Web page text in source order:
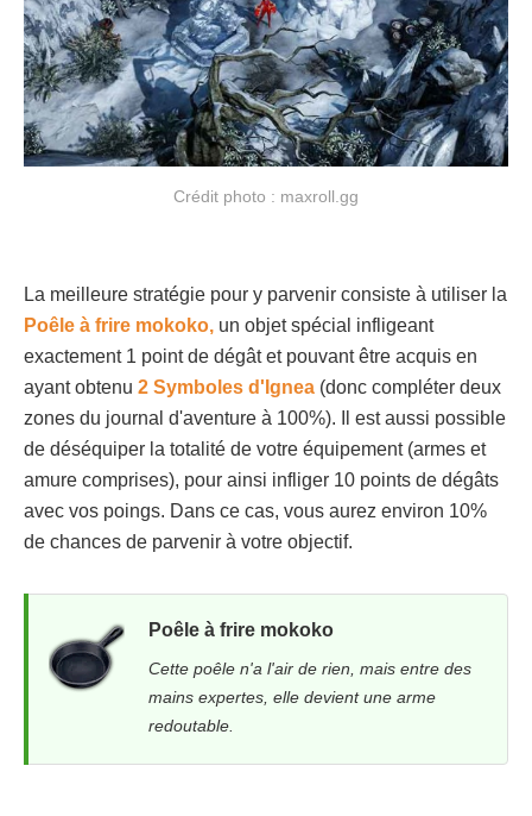
Crédit photo : maxroll.gg
La meilleure stratégie pour y parvenir consiste à utiliser la
Poêle à frire mokoko, un objet spécial infligeant
exactement 1 point de dégât et pouvant être acquis en
ayant obtenu 2 Symboles d'Ignea (donc compléter deux
zones du journal d'aventure à 100%). Il est aussi possible
de déséquiper la totalité de votre équipement (armes et
amure comprises), pour ainsi infliger 10 points de dégâts
avec vos poings. Dans ce cas, vous aurez environ 10%
de chances de parvenir à votre objectif.
Poêle à frire mokoko
Cette poêle n'a l'air de rien, mais entre des
mains expertes, elle devient une arme
redoutable.